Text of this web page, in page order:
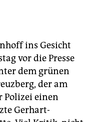
ins Gesicht
vor die Presse
dem grünen
der am
Polizei einen
Gerhart-